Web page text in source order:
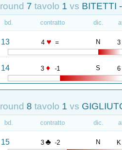
round 7 tavolo 1 vs BITETTI
bd. contratto dic.
13 4 ♥ = N 3
14 3 ♦ -1 S 6
round 8 tavolo 1 vs
bd. contratto dic.
15 3 ♣ -2 N K